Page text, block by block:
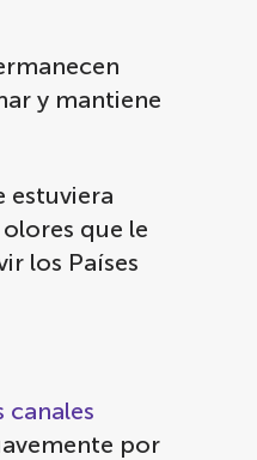
y mantiene
estuviera
que le
los Países
por